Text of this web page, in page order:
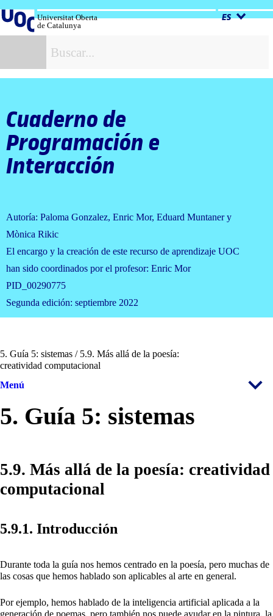
al
contenido
Universitat Oberta
de Catalunya
ES
Cuaderno de
Programación e
Interacción
Autoría: Paloma Gonzalez, Enric Mor, Eduard Muntaner y
Mònica Rikic
El encargo y la creación de este recurso de aprendizaje UOC
han sido coordinados por el profesor: Enric Mor
PID_00290775
Segunda edición: septiembre 2022
5. Guía 5: sistemas / 5.9. Más allá de la poesía:
creatividad computacional
Menú
5. Guía 5: sistemas
5.9. Más allá de la poesía: creatividad
computacional
5.9.1. Introducción
Durante toda la guía nos hemos centrado en la poesía, pero muchas de
las cosas que hemos hablado son aplicables al arte en general.
Por ejemplo, hemos hablado de la inteligencia artificial aplicada a la
generación de poemas, pero también nos puede ayudar en la pintura, la